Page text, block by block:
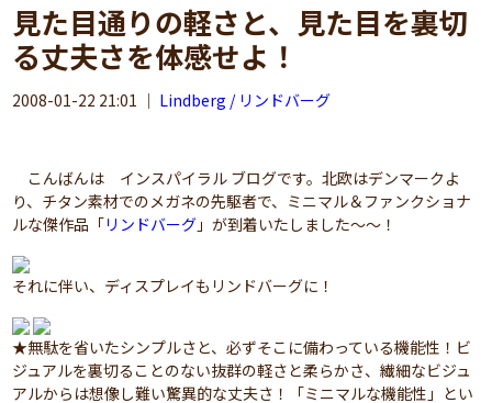
見た目通りの軽さと、見た目を裏切
る丈夫さを体感せよ！
2008-01-22 21:01 ｜ Lindberg / リンドバーグ
こんばんは インスパイラル ブログです。北欧はデンマークよ
り、チタン素材でのメガネの先駆者で、ミニマル＆ファンクショナ
ルな傑作品「リンドバーグ 」が到着いたしました～～！
それに伴い、ディスプレイもリンドバーグに！
★無駄を省いたシンプルさと、必ずそこに備わっている機能性！ビ
ジュアルを裏切ることのない抜群の軽さと柔らかさ、繊細なビジュ
アルからは想像し難い驚異的な丈夫さ！「ミニマルな機能性」とい